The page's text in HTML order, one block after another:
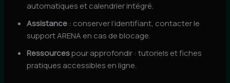
automatiques et calendrier intégré.
Assistance : conserver l’identifiant, contacter le
support ARENA en cas de blocage.
Ressourcespour approfondir : tutoriels et fiches
pratiques accessibles en ligne.